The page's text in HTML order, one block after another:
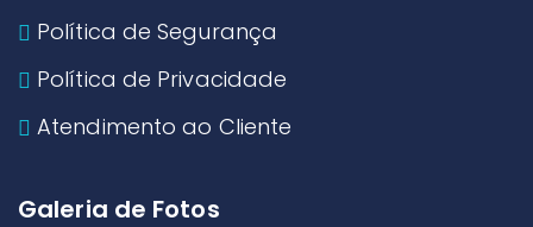
Política de Segurança
Política de Privacidade
Atendimento ao Cliente
Galeria de Fotos